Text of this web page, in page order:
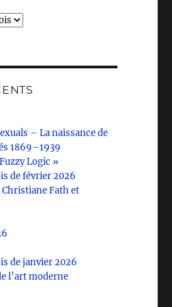
– La naissance de
1869–1939
Logic »
de février 2026
Fath et
de janvier 2026
l’art moderne